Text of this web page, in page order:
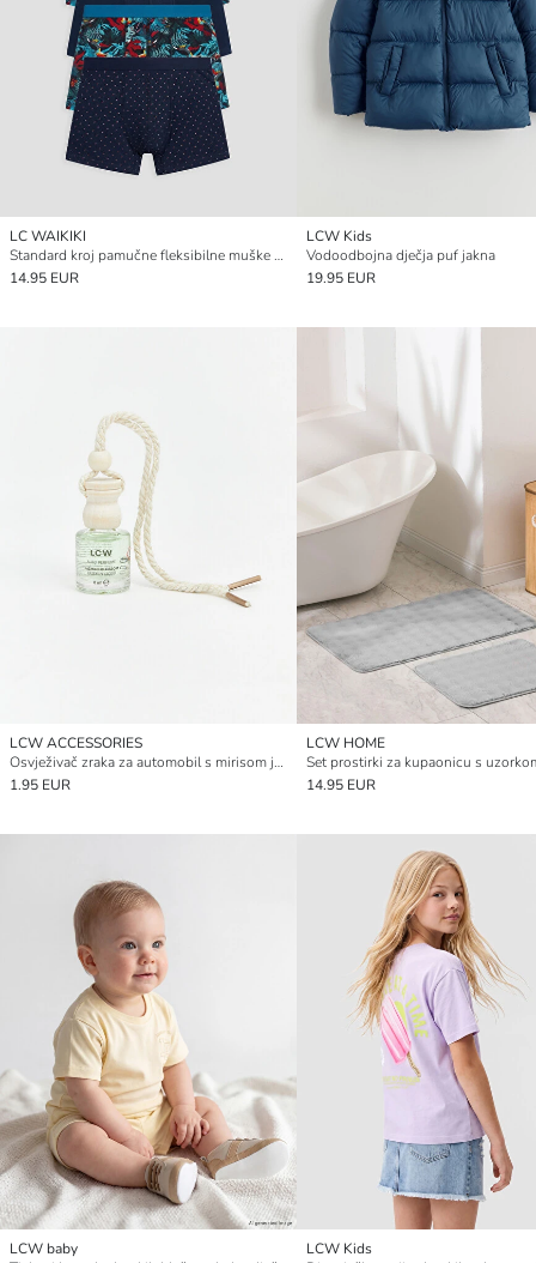
LC WAIKIKI
Standard kroj pamučne fleksibilne muške bokserice 5 pakiranje
14.95 EUR
LCW Kids
Vodoodbojna dječja puf jakna
19.95 EUR
LCW ACCESSORIES
Osvježivač zraka za automobil s mirisom jasmina 8 ml
1.95 EUR
LCW HOME
14.95 EUR
LCW baby
LCW Kids